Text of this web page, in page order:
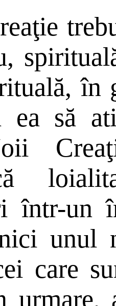
ea să
într-un
unul
care
urmare,